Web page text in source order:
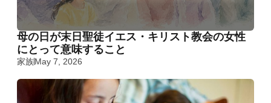
母の日が末日聖徒イエス・キリスト教会の女性
にとって意味すること
家族May 7, 2026